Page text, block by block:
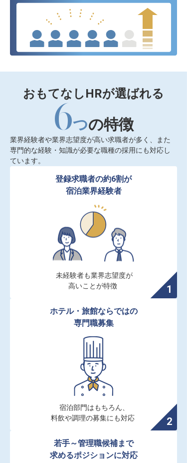
おもてなしHRが選ばれる
6つの特徴
業界経験者や業界志望度が高い求職者が多く、また
専門的な経験・知識が必要な職種の採用にも対応し
ています。
登録求職者の約6割が
宿泊業界経験者
未経験者も業界志望度が
高いことが特徴
ホテル・旅館ならではの
専門職募集
宿泊部門はもちろん、
料飲や調理の募集にも対応
若手～管理職候補まで
求めるポジションに対応